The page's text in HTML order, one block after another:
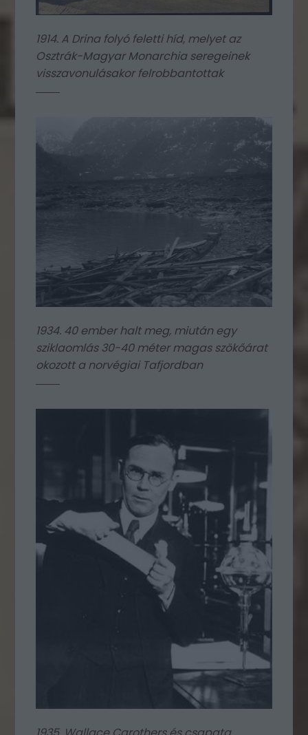
1914. A Drina folyó feletti híd, melyet az
Osztrák-Magyar Monarchia seregeinek
visszavonulásakor felrobbantottak
1934. 40 ember halt meg, miután egy
sziklaomlás 30-40 méter magas szökőárat
okozott a norvégiai Tafjordban